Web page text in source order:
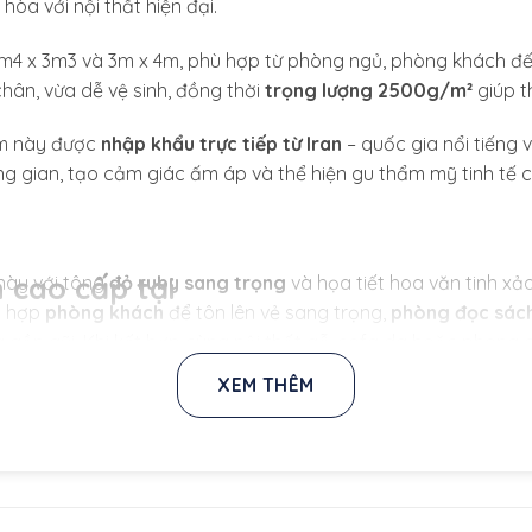
với nội thất hiện đại.
x 3m3 và 3m x 4m, phù hợp từ phòng ngủ, phòng khách
vừa dễ vệ sinh, đồng thời trọng lượng 2500g/m² giúp
này được nhập khẩu trực tiếp từ Iran – quốc gia nổi tiếng
gian, tạo cảm giác ấm áp và thể hiện gu thẩm mỹ tinh tế
với tôngđỏ ruby sang trọng và họa tiết hoa văn tinh
hợp phòng khách để tôn lên vẻ sang trọng, phòng đọc
thuật đầy cuốn hút.
cao cấp tại
không đúng mô tả hoặc chất
và an toàn.
XEM THÊM